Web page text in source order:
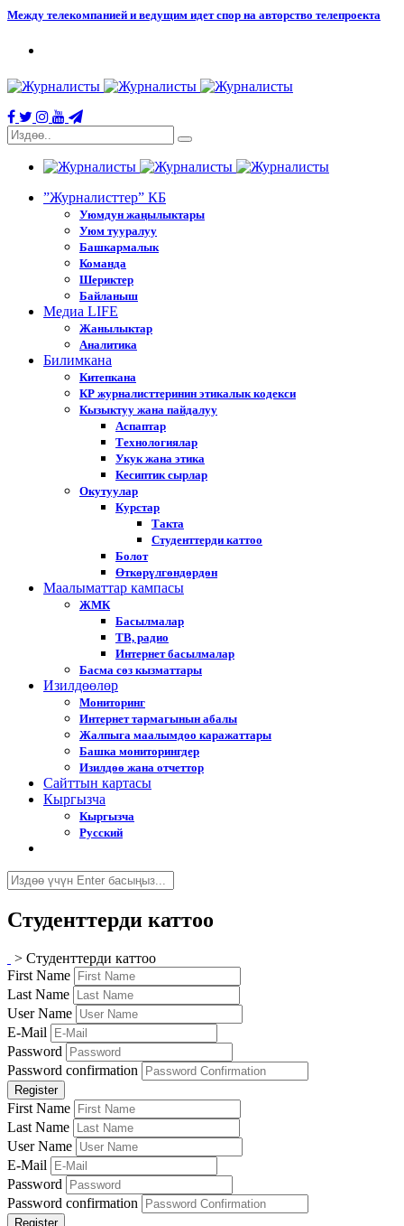
Между телекомпанией и ведущим идет спор на авторство телепроекта
”Журналисттер” КБ
Уюмдун жаңылыктары
Уюм тууралуу
Башкармалык
Команда
Шериктер
Байланыш
Медиа LIFE
Жанылыктар
Аналитика
Билимкана
Китепкана
КР журналисттеринин этикалык кодекси
Кызыктуу жана пайдалуу
Аспаптар
Технологиялар
Укук жана этика
Кесиптик сырлар
Окутуулар
Курстар
Такта
Студенттерди каттоо
Болот
Өткөрүлгөндөрдөн
Маалыматтар кампасы
ЖМК
Басылмалар
ТВ, радио
Интернет басылмалар
Басма сөз кызматтары
Изилдөөлөр
Мониторинг
Интернет тармагынын абалы
Жалпыга маалымдоо каражаттары
Башка мониторингдер
Изилдөө жана отчеттор
Cайттын картасы
Кыргызча
Кыргызча
Русский
Студенттерди каттоо
> Студенттерди каттоо
First Name
Last Name
User Name
E-Mail
Password
Password confirmation
Register
First Name
Last Name
User Name
E-Mail
Password
Password confirmation
Register